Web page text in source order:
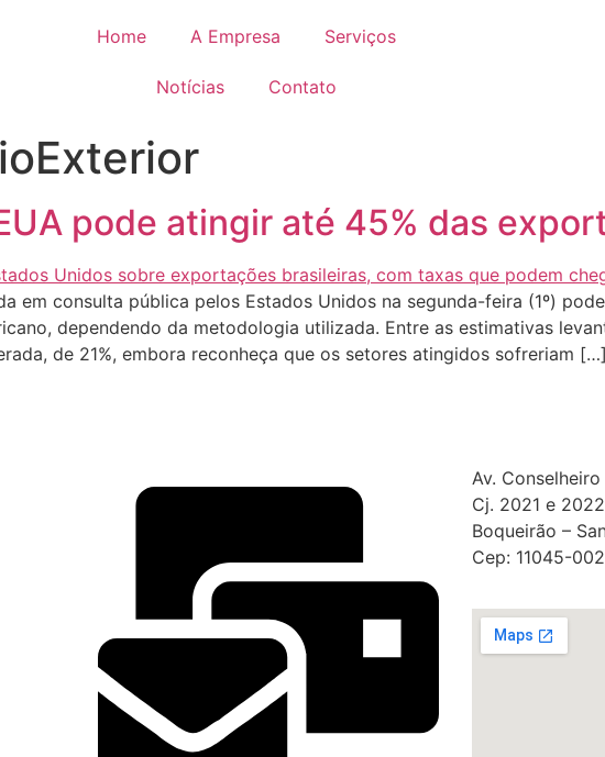
Home A Empresa Serviços
Notícias Contato
pode atingir até 45% das
em consulta pública pelos Estados Unidos na segunda-feira (1º)
dependendo da metodologia utilizada. Entre as estimativas
de 21%, embora reconheça que os setores atingidos sofreriam […]
Av.
Cj. 2021 e
Boqueirão –
Cep: 11045-002